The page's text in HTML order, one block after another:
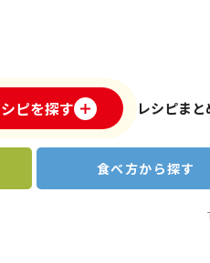
ピを探す レシピまと
食べ方から探す